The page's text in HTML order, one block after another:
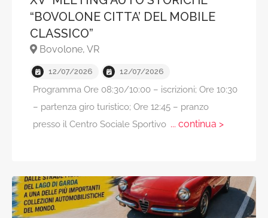
“BOVOLONE CITTA’ DEL MOBILE
CLASSICO”
Bovolone, VR
12/07/2026 12/07/2026
Programma Ore 08:30/10:00 – iscrizioni; Ore 10:30
– partenza giro turistico; Ore 12:45 – pranzo
presso il Centro Sociale Sportivo... continua >